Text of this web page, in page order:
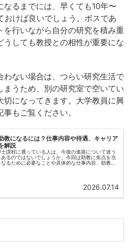
るまでには、早くても10年〜
おけば良いでしょう。ボスであ
を行いながら自分の研究を積み重
うしても教授との相性が重要にな
わない場合は、つらい研究生活で
まうため、別の研究室で空いてい
切になってきます。大学教員に興
もご覧ください。
教になるには？仕事内容や待遇、キャリア
解説
課程に通っている人は、今後の進路について迷う
あるのではないでしょうか。今回は助教に焦点を当
るために必要なことや具体的な仕事内容、助教の
2026.07.14